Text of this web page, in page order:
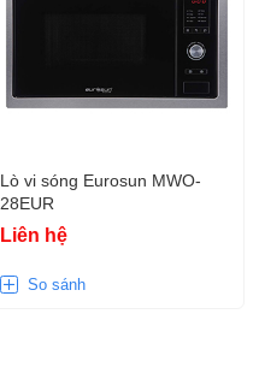
Lò vi sóng Eurosun MWO-
28EUR
Liên hệ
So sánh